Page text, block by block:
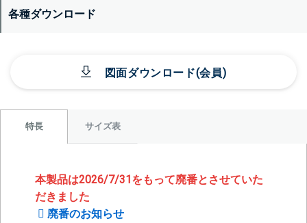
各種ダウンロード
図面ダウンロード(会員)
特長 サイズ表
本製品は2026/7/31をもって廃番とさせていた
だきました
廃番のお知らせ